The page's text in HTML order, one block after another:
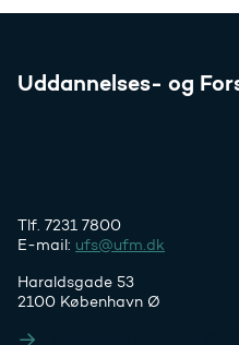
Uddannelses- og
Tlf. 7231 7800
E-mail: ufs@ufm.dk
Haraldsgade 53
2100 København Ø